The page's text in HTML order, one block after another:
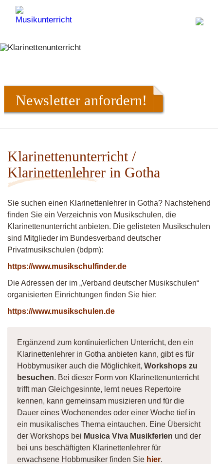
Newsletter anfordern!
Klarinettenunterricht /
Klarinettenlehrer in Gotha
Sie suchen einen Klarinettenlehrer in Gotha? Nachstehend
finden Sie ein Verzeichnis von Musikschulen, die
Klarinettenunterricht anbieten. Die gelisteten Musikschulen
sind Mitglieder im Bundesverband deutscher
Privatmusikschulen (bdpm):
https://www.musikschulfinder.de
Die Adressen der im „Verband deutscher Musikschulen“
organisierten Einrichtungen finden Sie hier:
https://www.musikschulen.de
Ergänzend zum kontinuierlichen Unterricht, den ein
Klarinettenlehrer in Gotha anbieten kann, gibt es für
Hobbymusiker auch die Möglichkeit, Workshops zu
besuchen. Bei dieser Form von Klarinettenunterricht
trifft man Gleichgesinnte, lernt neues Repertoire
kennen, kann gemeinsam musizieren und für die
Dauer eines Wochenendes oder einer Woche tief in
ein musikalisches Thema eintauchen. Eine Übersicht
der Workshops bei Musica Viva Musikferien und der
bei uns beschäftigten Klarinettenlehrer für
erwachsene Hobbmusiker finden Sie hier.